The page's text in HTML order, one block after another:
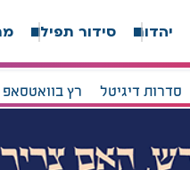
יהדות סידור תפילה
סדרות דיגיטל רץ בוואטסאפ